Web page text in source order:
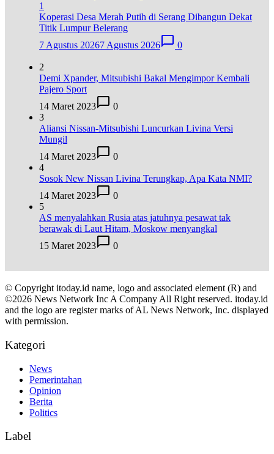
1
Koperasi Desa Merah Putih di Serang Dibangun Dekat
Titik Lumpur Belerang
7 Agustus 20267 Agustus 2026 0
2
Demi Xpander, Mitsubishi Bakal Mengimpor Kembali
Pajero Sport
14 Maret 2023
0
3
Aliansi Nissan-Mitsubishi Luncurkan Livina Versi
Mungil
14 Maret 2023
0
4
Sosok New Nissan Livina Terungkap, Apa Kata NMI?
14 Maret 2023
0
5
AS menyalahkan Rusia atas jatuhnya pesawat tak
berawak di Laut Hitam, Moskow menyangkal
15 Maret 2023
0
© Copyright itoday.id name, logo and associated element (R) and
©2026 News Network Inc A Company All Right reserved. itoday.id
and the logo are register marks of AL News Network, Inc. displayed
with permission.
Kategori
News
Pemerintahan
Opinion
Berita
Politics
Label